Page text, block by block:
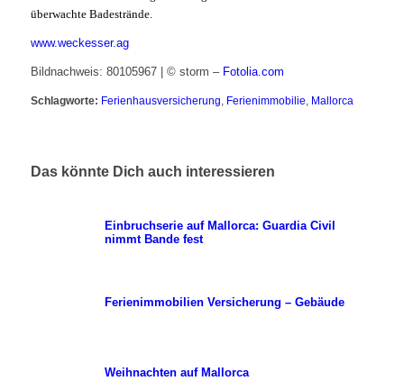
überwachte Badestrände.
www.weckesser.ag
Bildnachweis: 80105967 | © storm – Fotolia.com
Schlagworte: Ferienhausversicherung Ferienimmobilie Mallorca
Das könnte Dich auch interessieren
Einbruchserie auf Mallorca: Guardia Civil
nimmt Bande fest
Ferienimmobilien Versicherung – Gebäude
Weihnachten auf Mallorca